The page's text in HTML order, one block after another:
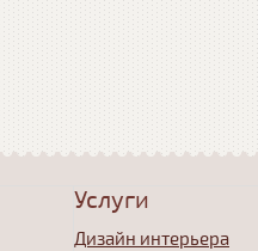
Услуги
Дизайн интерьера